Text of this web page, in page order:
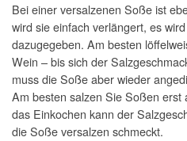
Bei einer versalzenen Soße ist
wird sie einfach verlängert, es
dazugegeben. Am besten
Wein – bis sich der
muss die Soße aber wieder
Am besten salzen Sie Soßen erst
das Einkochen kann der
die Soße versalzen schmeckt.